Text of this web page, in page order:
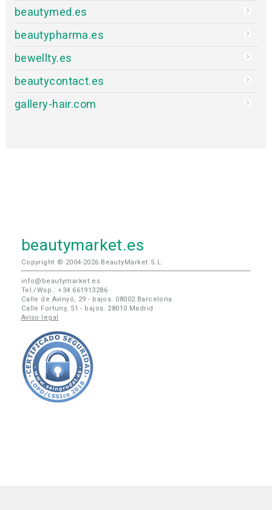
beautymed.es
beautypharma.es
bewellty.es
beautycontact.es
gallery-hair.com
beautymarket.es
Copyright © 2004-2026 BeautyMarket S.L.
info@beautymarket.es
Tel./Wsp.: +34 661913286
Calle de Avinyó, 29 - bajos. 08002 Barcelona
Calle Fortuny, 51 - bajos. 28010 Madrid
Aviso legal